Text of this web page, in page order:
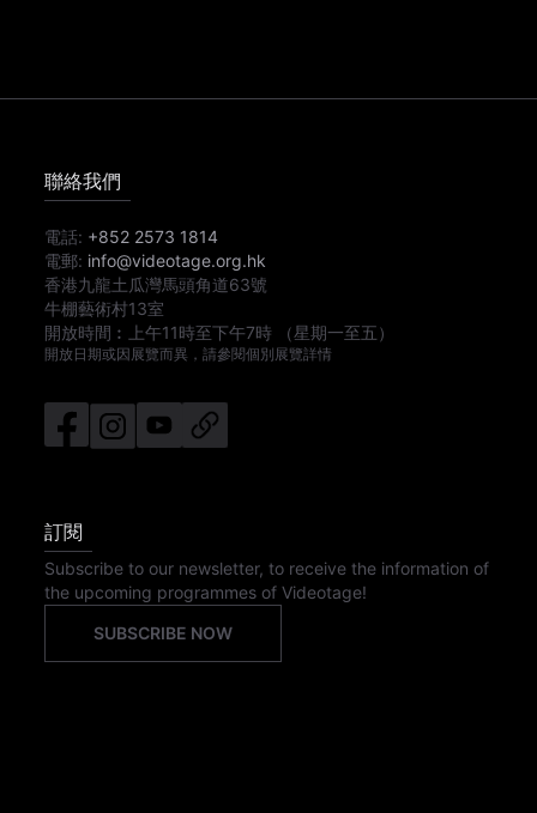
聯絡我們
電話: +852 2573 1814
電郵: info@videotage.org.hk
香港九龍土瓜灣馬頭角道63號
牛棚藝術村13室
開放時間︰
上午11時至下午7時 （星期一至五）
開放日期或因展覽而異，請參閱個別展覽詳情
訂閱
Subscribe to our newsletter, to receive the information of
the upcoming programmes of Videotage!
SUBSCRIBE NOW